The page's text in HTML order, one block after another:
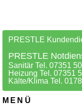
PRESTLE
PRESTLE
Sanitär Tel. 07351
Heizung Tel. 07351
Kälte/Klima Tel.
MENÜ